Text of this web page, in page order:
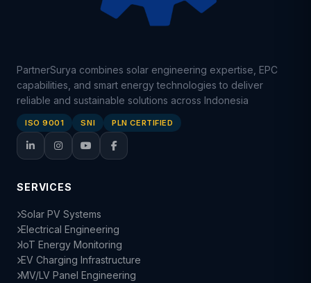
PartnerSurya combines solar engineering expertise, EPC
capabilities, and smart energy technologies to deliver
reliable and sustainable solutions across Indonesia
ISO 9001 SNI PLN CERTIFIED
SERVICES
Solar PV Systems
Electrical Engineering
IoT Energy Monitoring
EV Charging Infrastructure
MV/LV Panel Engineering